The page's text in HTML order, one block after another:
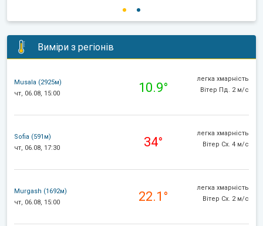
Виміри з регіонів
Musala (2925м)
чт, 06.08, 15:00
10.9°
легка хмарність
Вітер Пд. 2 м/с
Sofia (591м)
чт, 06.08, 17:30
34°
легка хмарність
Вітер Сх. 4 м/с
Murgash (1692м)
чт, 06.08, 15:00
22.1°
легка хмарність
Вітер Сх. 2 м/с